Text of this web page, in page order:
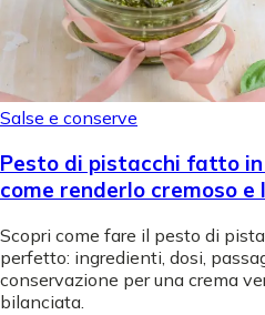
Salse e conserve
Pesto di pistacchi fatto
come renderlo cremoso e
Scopri come fare il pesto di
perfetto: ingredienti, dosi,
conservazione per una crema
bilanciata.